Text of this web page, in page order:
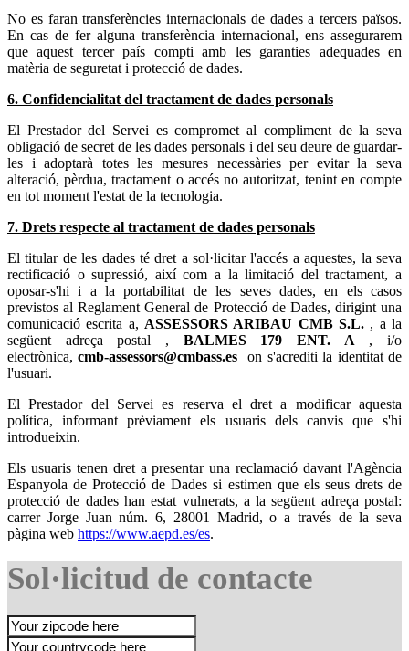
No es faran transferències internacionals de dades a tercers països.
En cas de fer alguna transferència internacional, ens assegurarem
que aquest tercer país compti amb les garanties adequades en
matèria de seguretat i protecció de dades.
6. Confidencialitat del tractament de dades personals
El Prestador del Servei es compromet al compliment de la seva
obligació de secret de les dades personals i del seu deure de guardar-
les i adoptarà totes les mesures necessàries per evitar la seva
alteració, pèrdua, tractament o accés no autoritzat, tenint en compte
en tot moment l'estat de la tecnologia.
7. Drets respecte al tractament de dades personals
El titular de les dades té dret a sol·licitar l'accés a aquestes, la seva
rectificació o supressió, així com a la limitació del tractament, a
oposar-s'hi i a la portabilitat de les seves dades, en els casos
previstos al Reglament General de Protecció de Dades, dirigint una
comunicació escrita a,
, a la
següent adreça postal ,
, i/o
electrònica,
on s'acrediti la identitat de
l'usuari.
El Prestador del Servei es reserva el dret a modificar aquesta
política, informant prèviament els usuaris dels canvis que s'hi
introdueixin.
Els usuaris tenen dret a presentar una reclamació davant l'Agència
Espanyola de Protecció de Dades si estimen que els seus drets de
protecció de dades han estat vulnerats, a la següent adreça postal:
carrer Jorge Juan núm. 6, 28001 Madrid, o a través de la seva
pàgina web https://www.aepd.es/es.
Sol·licitud de contacte